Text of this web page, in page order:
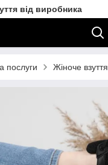
від виробника
послуги Жіноче взуття